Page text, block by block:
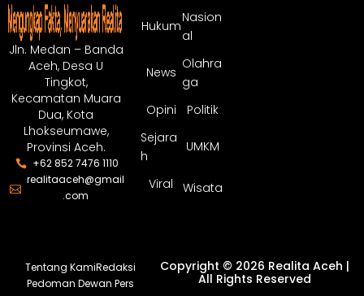
Jln. Medan – Banda
Aceh, Desa U
Tingkot,
Kecamatan Muara
Dua, Kota
Lhokseumawe,
Provinsi Aceh.
+62 852 7476 1110
realitaaceh@gmail
.com
Hukum
Nasion
al
News
Olahra
ga
Opini
Politik
Sejara
h
UMKM
Viral Wisata
Tentang KamiRedaksi
Pedoman Dewan Pers
Copyright © 2026 Realita Aceh |
All Rights Reserved